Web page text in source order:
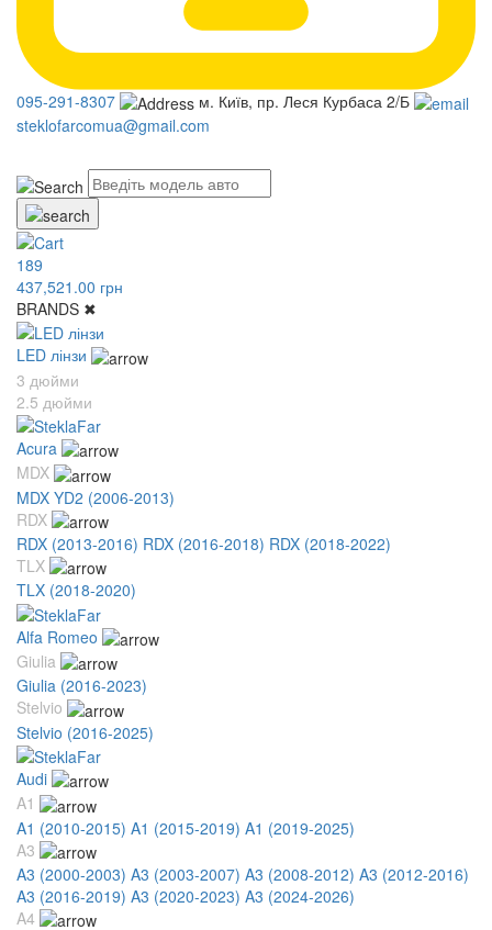
095-291-8307
м. Київ, пр. Леся Курбаса 2/Б
steklofarcomua@gmail.com
189
437,521.00 грн
BRANDS ✖
LED лінзи
3 дюйми
2.5 дюйми
Acura
MDX
MDX YD2 (2006-2013)
RDX
RDX (2013-2016) RDX (2016-2018) RDX (2018-2022)
TLX
TLX (2018-2020)
Alfa Romeo
Giulia
Giulia (2016-2023)
Stelvio
Stelvio (2016-2025)
Audi
A1
A1 (2010-2015) A1 (2015-2019) A1 (2019-2025)
A3
A3 (2000-2003) A3 (2003-2007) A3 (2008-2012) A3 (2012-2016)
A3 (2016-2019) A3 (2020-2023) A3 (2024-2026)
A4